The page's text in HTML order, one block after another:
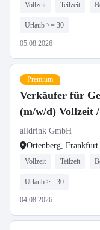
Vollzeit Teilzeit
Urlaub >= 30
05.08.2026
Premium
Verkäufer für
(m/w/d) Vollzeit
alldrink GmbH
Ortenberg,
Vollzeit Teilzeit
Urlaub >= 30
04.08.2026